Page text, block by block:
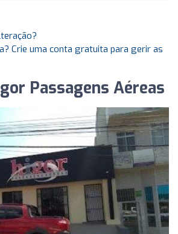
Crie uma conta gratuita para gerir as
Passagens Aéreas